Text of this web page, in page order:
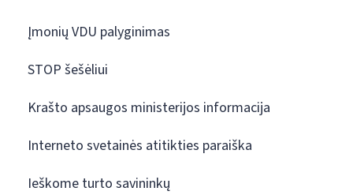
Įmonių VDU palyginimas
STOP šešėliui
Krašto apsaugos ministerijos informacija
Interneto svetainės atitikties paraiška
Ieškome turto savininkų